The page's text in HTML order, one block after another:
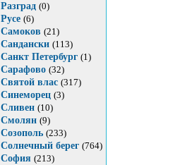
Разград (0)
Русе (6)
Самоков (21)
Сандански (113)
Санкт Петербург (1)
Сарафово (32)
Святой влас (317)
Синеморец (3)
Сливен (10)
Смолян (9)
Созополь (233)
Солнечный берег (764)
София (213)